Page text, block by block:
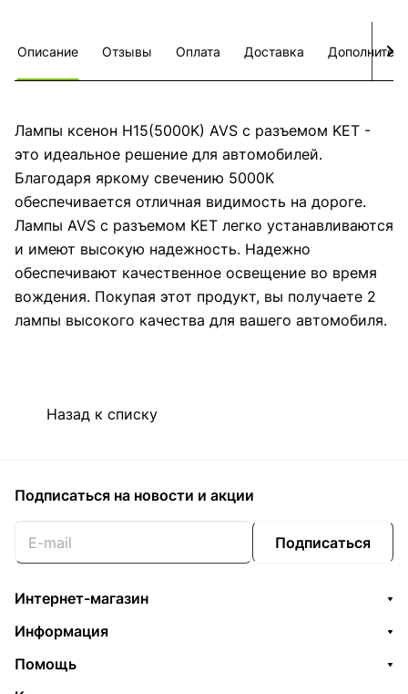
Описание Отзывы Оплата Доставка
Лампы ксенон H15(5000K) AVS с разъемом KET -
это идеальное решение для автомобилей.
Благодаря яркому свечению 5000К
обеспечивается отличная видимость на дороге.
Лампы AVS с разъемом KET легко устанавливаются
и имеют высокую надежность. Надежно
обеспечивают качественное освещение во время
вождения. Покупая этот продукт, вы получаете 2
лампы высокого качества для вашего автомобиля.
Назад к списку
Подписаться на новости и акции
Подписаться
Интернет-магазин
Информация
Помощь